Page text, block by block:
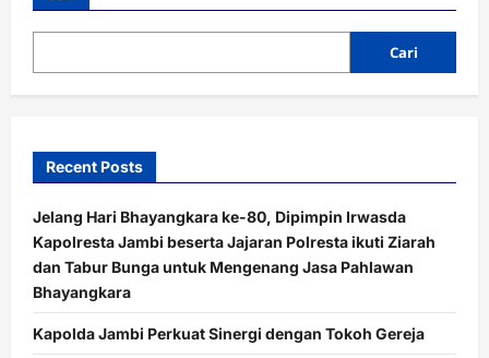
FIFA
Indonesia:
Naik,
Tembus
Cari
Recent Posts
Jelang Hari Bhayangkara ke-80, Dipimpin Irwasda
Kapolresta Jambi beserta Jajaran Polresta ikuti Ziarah
dan Tabur Bunga untuk Mengenang Jasa Pahlawan
Bhayangkara
Kapolda Jambi Perkuat Sinergi dengan Tokoh Gereja